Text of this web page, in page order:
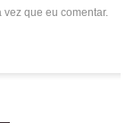
que eu comentar.